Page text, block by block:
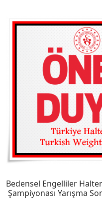
Bedensel Engelliler
Şampiyonası Yarışma